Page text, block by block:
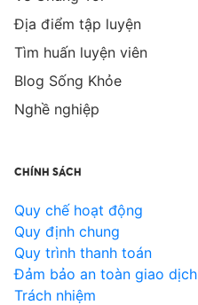
Địa điểm tập luyện
Tìm huấn luyện viên
Blog Sống Khỏe
Nghề nghiệp
CHÍNH SÁCH
Quy chế hoạt động
Quy định chung
Quy trình thanh toán
Đảm bảo an toàn giao dịch
Trách nhiệm